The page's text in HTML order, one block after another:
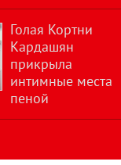
Голая Кортни
Кардашян
прикрыла
интимные места
пеной